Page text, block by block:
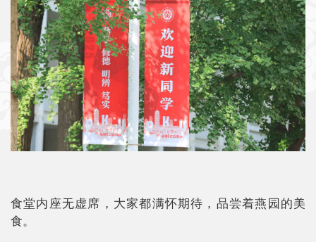
食堂内座无虚席，大家都满怀期待，品尝着燕园的美
食。